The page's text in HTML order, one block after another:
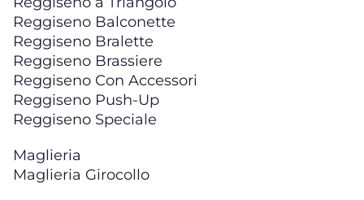
Reggiseno Balconette
Reggiseno Bralette
Reggiseno Brassiere
Reggiseno Con Accessori
Reggiseno Push-Up
Reggiseno Speciale
Maglieria
Maglieria Girocollo